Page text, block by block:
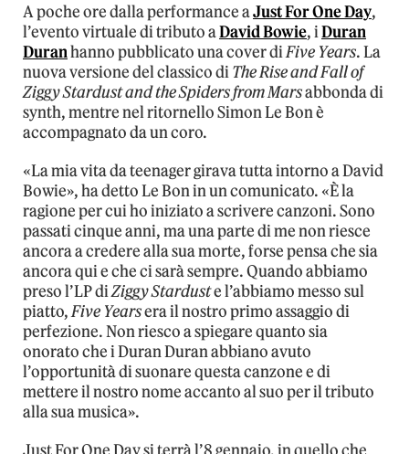
A poche ore dalla performance aJust For One Day,
l’evento virtuale di tributo aDavid Bowie, iDuran
Duranhanno pubblicato una cover diFive Years. La
nuova versione del classico diThe Rise and Fall of
Ziggy Stardust and the Spiders from Marsabbonda di
synth, mentre nel ritornello Simon Le Bon è
accompagnato da un coro.
«La mia vita da teenager girava tutta intorno a David
Bowie», ha detto Le Bon in un comunicato. «È la
ragione per cui ho iniziato a scrivere canzoni. Sono
passati cinque anni, ma una parte di me non riesce
ancora a credere alla sua morte, forse pensa che sia
ancora qui e che ci sarà sempre. Quando abbiamo
preso l’LP diZiggy Starduste l’abbiamo messo sul
piatto,Five Yearsera il nostro primo assaggio di
perfezione. Non riesco a spiegare quanto sia
onorato che i Duran Duran abbiano avuto
l’opportunità di suonare questa canzone e di
mettere il nostro nome accanto al suo per il tributo
alla sua musica».
Just For One Day si terrà l’8 gennaio, in quello che